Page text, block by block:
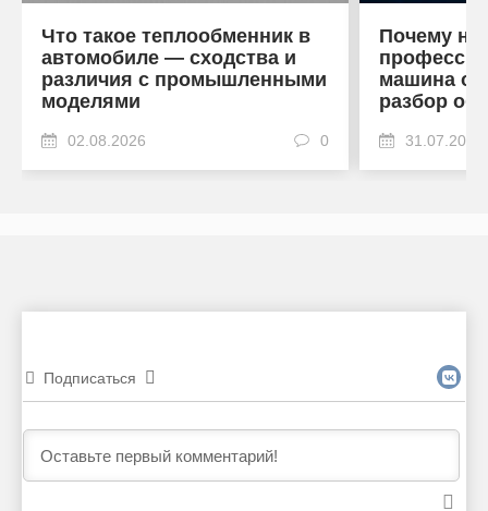
Что такое теплообменник в
автомобиле — сходства и
различия с промышленными
моделями
02.08.2026 0
Почему на
машина
разбор
31.07.2026
Подписаться